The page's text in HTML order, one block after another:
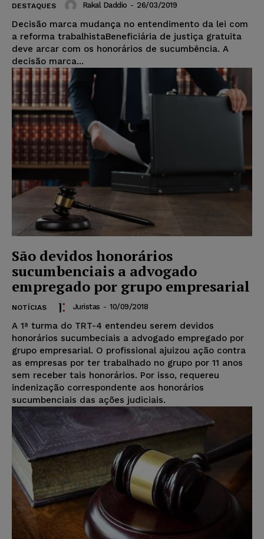
DESTAQUES Rakal Daddio - 26/03/2019
Decisão marca mudança no entendimento da lei com
a reforma trabalhistaBeneficiária de justiça gratuita
deve arcar com os honorários de sucumbência. A
decisão marca...
São devidos honorários
sucumbenciais a advogado
empregado por grupo empresarial
NOTÍCIAS Juristas - 10/09/2018
A 1ª turma do TRT-4 entendeu serem devidos
honorários sucumbeciais a advogado empregado por
grupo empresarial. O profissional ajuizou ação contra
as empresas por ter trabalhado no grupo por 11 anos
sem receber tais honorários. Por isso, requereu
indenização correspondente aos honorários
sucumbenciais das ações judiciais.